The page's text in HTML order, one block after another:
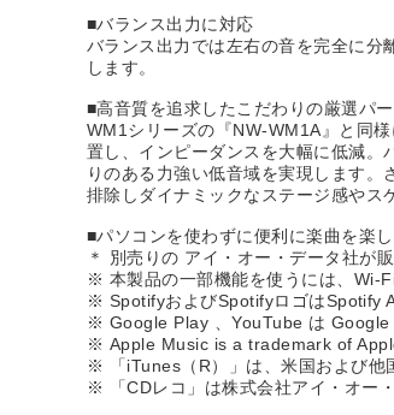
■バランス出力に対応
バランス出力では左右の音を完全に分
します。
■高音質を追求したこだわりの厳選パ
WM1シリーズの『NW-WM1A』と同
置し、インピーダンスを大幅に低減。
りのある力強い低音域を実現します
排除しダイナミックなステージ感やス
■パソコンを使わずに便利に楽曲を楽
＊ 別売りの アイ・オー・データ社が
※ 本製品の一部機能を使うには、Wi-
※ SpotifyおよびSpotifyロゴはSpotify
※ Google Play 、YouTube は Google
※ Apple Music is a trademark of
※ 「iTunes（R）」は、米国および他
※ 「CDレコ」は株式会社アイ・オー